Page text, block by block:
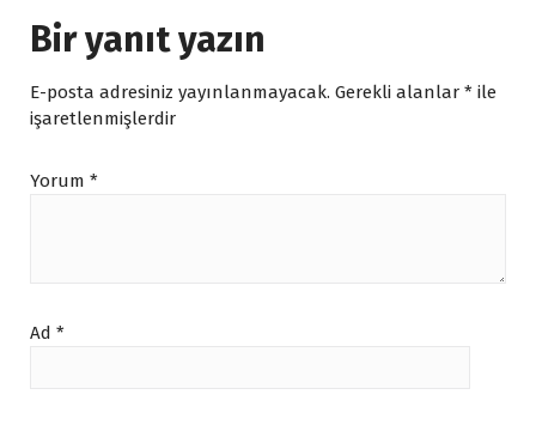
Bir yanıt yazın
E-posta adresiniz yayınlanmayacak. Gerekli alanlar * ile
işaretlenmişlerdir
Yorum *
Ad *